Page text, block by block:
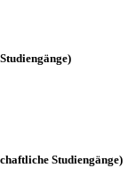
Studiengänge)